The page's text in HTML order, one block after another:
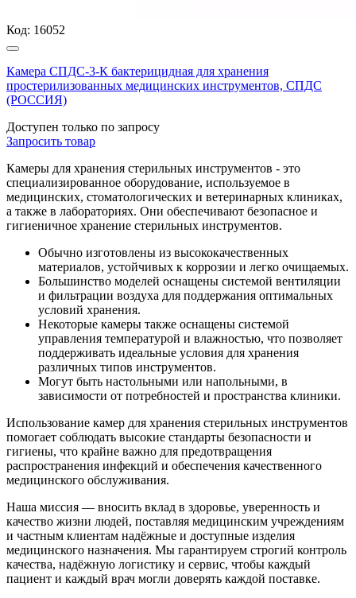
Код: 16052
Камера СПДС-3-К бактерицидная для хранения
простерилизованных медицинских инструментов, СПДС
(РОССИЯ)
Доступен только по запросу
Запросить товар
Камеры для хранения стерильных инструментов - это
специализированное оборудование, используемое в
медицинских, стоматологических и ветеринарных клиниках,
а также в лабораториях. Они обеспечивают безопасное и
гигиеничное хранение стерильных инструментов.
Обычно изготовлены из высококачественных
материалов, устойчивых к коррозии и легко очищаемых.
Большинство моделей оснащены системой вентиляции
и фильтрации воздуха для поддержания оптимальных
условий хранения.
Некоторые камеры также оснащены системой
управления температурой и влажностью, что позволяет
поддерживать идеальные условия для хранения
различных типов инструментов.
Могут быть настольными или напольными, в
зависимости от потребностей и пространства клиники.
Использование камер для хранения стерильных инструментов
помогает соблюдать высокие стандарты безопасности и
гигиены, что крайне важно для предотвращения
распространения инфекций и обеспечения качественного
медицинского обслуживания.
Наша миссия — вносить вклад в здоровье, уверенность и
качество жизни людей, поставляя медицинским учреждениям
и частным клиентам надёжные и доступные изделия
медицинского назначения. Мы гарантируем строгий контроль
качества, надёжную логистику и сервис, чтобы каждый
пациент и каждый врач могли доверять каждой поставке.